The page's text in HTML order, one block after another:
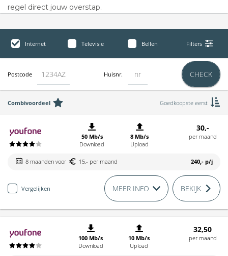
regel direct jouw overstap.
Internet Televisie Bellen Filters
Postcode Huisnr. CHECK
Combivoordeel Goedkoopste eerst
50 Mb/s
Download
8 Mb/s
Upload
30,-
per maand
8 maanden voor 15,- per maand 240,- p/j
Vergelijken MEER INFO BEKIJK
100 Mb/s
Download
10 Mb/s
Upload
32,50
per maand